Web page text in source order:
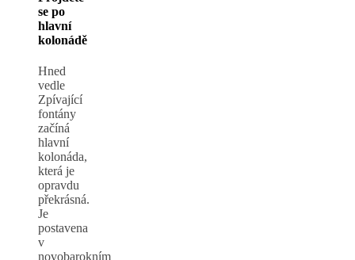
se po
hlavní
kolonádě
Hned
vedle
Zpívající
fontány
začíná
hlavní
kolonáda,
která je
opravdu
překrásná.
Je
postavena
v
novobarokním